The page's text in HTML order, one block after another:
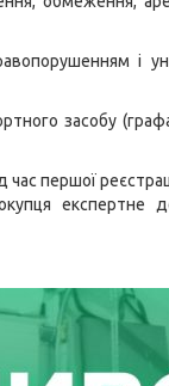
і
засобу (графа
першої
експертне